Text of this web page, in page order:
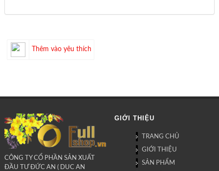
Thêm vào yêu thích
CÔNG TY CỔ PHẦN SẢN XUẤT
ĐẦU TƯ ĐỨC AN ( DUC AN
GIỚI THIỆU
TRANG CHỦ
GIỚI THIỆU
SẢN PHẨM